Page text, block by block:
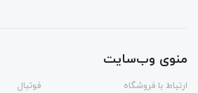
منوی وب‌سایت
ارتباط با فروشگاه
فوتبال